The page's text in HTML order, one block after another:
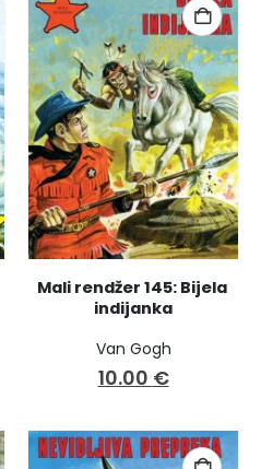
Mali rendžer 145: Bijela
indijanka
Van Gogh
10.00 €